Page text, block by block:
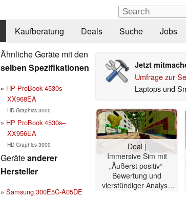
Kaufberatung Deals Suche Jobs
Ähnliche Geräte mit den
selben Spezifikationen
HP ProBook 4530s-
XX968EA
HD Graphics 3000
HP ProBook 4530s–
XX956EA
HD Graphics 3000
Geräteanderer
Hersteller
Samsung 300E5C-A05DE
Jetzt
Umfrage zur
Laptops und
Deal |
Immersive Sim mit
„Äußerst positiv“-
Bewertung und
vierstündiger Analyse